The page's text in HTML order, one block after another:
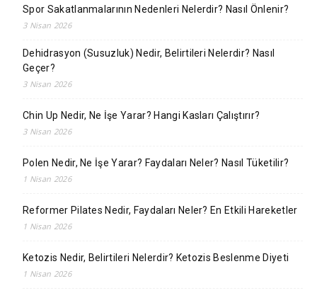
Spor Sakatlanmalarının Nedenleri Nelerdir? Nasıl Önlenir?
3 Nisan 2026
Dehidrasyon (Susuzluk) Nedir, Belirtileri Nelerdir? Nasıl
Geçer?
3 Nisan 2026
Chin Up Nedir, Ne İşe Yarar? Hangi Kasları Çalıştırır?
3 Nisan 2026
Polen Nedir, Ne İşe Yarar? Faydaları Neler? Nasıl Tüketilir?
1 Nisan 2026
Reformer Pilates Nedir, Faydaları Neler? En Etkili Hareketler
1 Nisan 2026
Ketozis Nedir, Belirtileri Nelerdir? Ketozis Beslenme Diyeti
1 Nisan 2026